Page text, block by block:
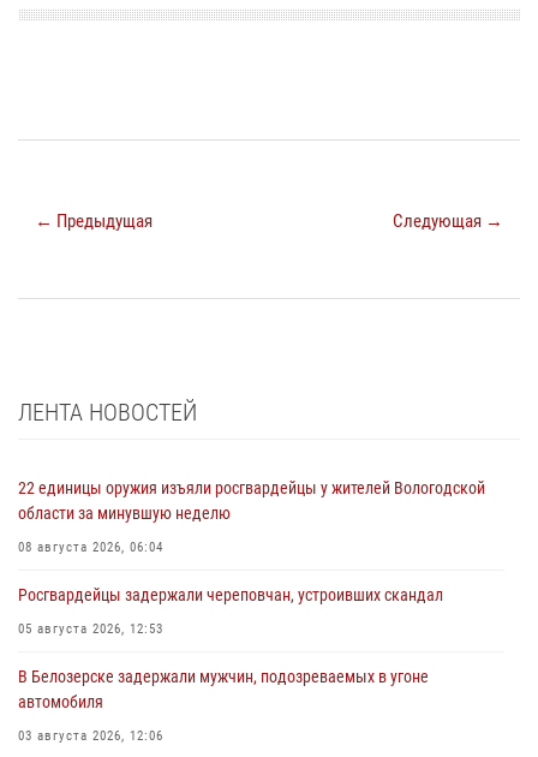
← Предыдущая Следующая →
ЛЕНТА НОВОСТЕЙ
22 единицы оружия изъяли росгвардейцы у жителей Вологодской
области за минувшую неделю
08 августа 2026, 06:04
Росгвардейцы задержали череповчан, устроивших скандал
05 августа 2026, 12:53
В Белозерске задержали мужчин, подозреваемых в угоне
автомобиля
03 августа 2026, 12:06